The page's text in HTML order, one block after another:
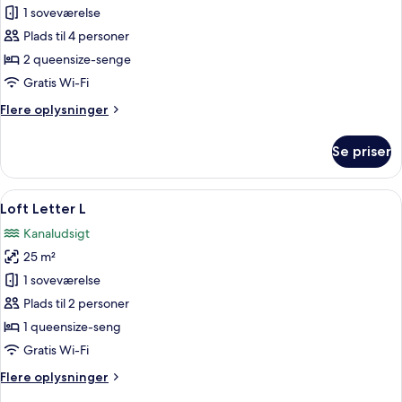
Loft
Letter
E
1 soveværelse
Plads til 4 personer
2 queensize-senge
Gratis Wi-Fi
Flere oplysninger
Flere
Letter
Se priser
Indlæs
alle
billeder
af
Loft
Letter
L
Et moderne soveværelse med en
6
Loft Letter L
Kanaludsigt
25 m²
1 soveværelse
Plads til 2 personer
1 queensize-seng
Gratis Wi-Fi
Flere oplysninger
Flere